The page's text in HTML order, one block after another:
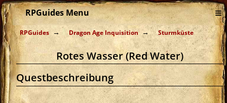
RPGuides Menu ≡
RPGuides Dragon Age Inquisition Sturmküste
Rotes Wasser (Red Water)
Questbeschreibung